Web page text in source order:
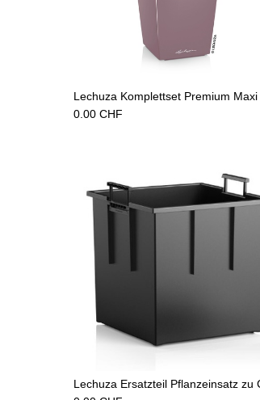
Add to Cart
0.00CHF
Add to Cart